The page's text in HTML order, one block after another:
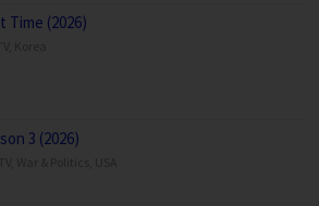
Time (2026)
3 (2026)